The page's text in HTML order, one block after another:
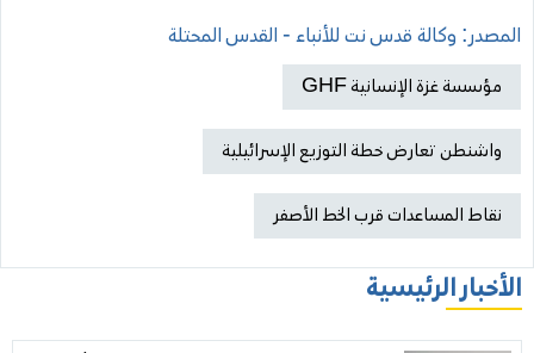
المصدر: وكالة قدس نت للأنباء - القدس المحتلة
مؤسسة غزة الإنسانية GHF
واشنطن تعارض خطة التوزيع الإسرائيلية
نقاط المساعدات قرب الخط الأصفر
الأخبار الرئيسية